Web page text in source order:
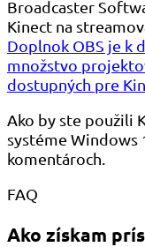
Broadcaster
Kinect na
Doplnok OBS je k
množstvo
dostupných pre
Ako by ste použili
systéme Windows
komentároch.
FAQ
Ako získam